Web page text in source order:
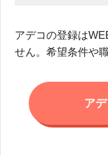
アデコの登録は
せん。希望条件や
ア